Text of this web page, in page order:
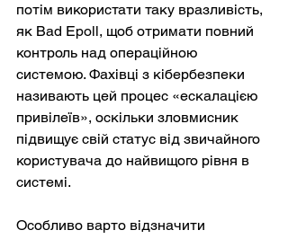
потім використати таку вразливість,
як Bad Epoll, щоб отримати повний
контроль над операційною
системою. Фахівці з кібербезпеки
називають цей процес «ескалацією
привілеїв», оскільки зловмисник
підвищує свій статус від звичайного
користувача до найвищого рівня в
системі.
Особливо варто відзначити